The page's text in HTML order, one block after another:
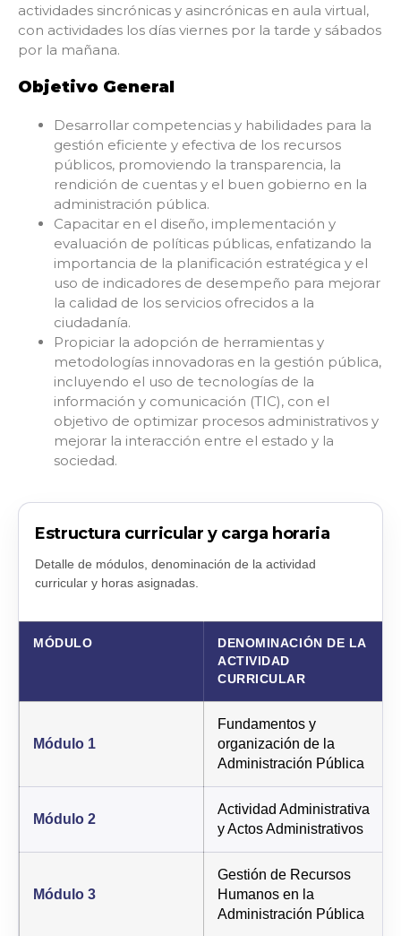
actividades sincrónicas y asincrónicas en aula virtual,
con actividades los días viernes por la tarde y sábados
por la mañana.
Objetivo General
Desarrollar competencias y habilidades para la
gestión eficiente y efectiva de los recursos
públicos, promoviendo la transparencia, la
rendición de cuentas y el buen gobierno en la
administración pública.
Capacitar en el diseño, implementación y
evaluación de políticas públicas, enfatizando la
importancia de la planificación estratégica y el
uso de indicadores de desempeño para mejorar
la calidad de los servicios ofrecidos a la
ciudadanía.
Propiciar la adopción de herramientas y
metodologías innovadoras en la gestión pública,
incluyendo el uso de tecnologías de la
información y comunicación (TIC), con el
objetivo de optimizar procesos administrativos y
mejorar la interacción entre el estado y la
sociedad.
Estructura curricular y carga horaria
Detalle de módulos, denominación de la actividad
curricular y horas asignadas.
MÓDULO
DENOMINACIÓN DE LA
ACTIVIDAD
CURRICULAR
Módulo 1
Fundamentos y
organización de la
Administración Pública
Módulo 2
Actividad Administrativa
y Actos Administrativos
Módulo 3
Gestión de Recursos
Humanos en la
Administración Pública